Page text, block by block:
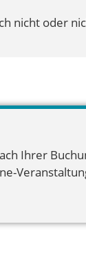
nicht oder
Ihrer